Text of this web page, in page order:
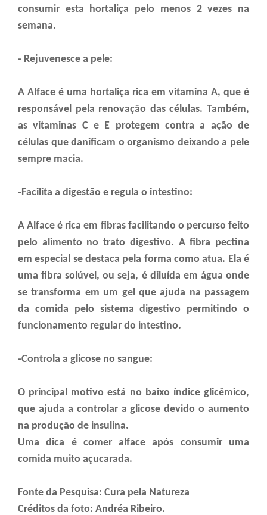
consumir esta hortaliça pelo menos 2 vezes na
semana.
- Rejuvenesce a pele:
A Alface é uma hortaliça rica em vitamina A, que é
responsável pela renovação das células. Também,
as vitaminas C e E protegem contra a ação de
células que danificam o organismo deixando a pele
sempre macia.
-Facilita a digestão e regula o intestino:
A Alface é rica em fibras facilitando o percurso feito
pelo alimento no trato digestivo. A fibra pectina
em especial se destaca pela forma como atua. Ela é
uma fibra solúvel, ou seja, é diluída em água onde
se transforma em um gel que ajuda na passagem
da comida pelo sistema digestivo permitindo o
funcionamento regular do intestino.
-Controla a glicose no sangue:
O principal motivo está no baixo índice glicêmico,
que ajuda a controlar a glicose devido o aumento
na produção de insulina.
Uma dica é comer alface após consumir uma
comida muito açucarada.
Fonte da Pesquisa: Cura pela Natureza
Créditos da foto: Andréa Ribeiro.